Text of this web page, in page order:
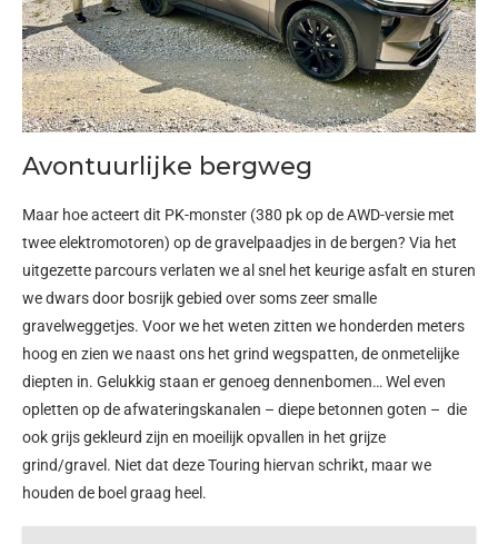
Avontuurlijke bergweg
Maar hoe acteert dit PK-monster (380 pk op de AWD-versie met
twee elektromotoren) op de gravelpaadjes in de bergen? Via het
uitgezette parcours verlaten we al snel het keurige asfalt en sturen
we dwars door bosrijk gebied over soms zeer smalle
gravelweggetjes. Voor we het weten zitten we honderden meters
hoog en zien we naast ons het grind wegspatten, de onmetelijke
diepten in. Gelukkig staan er genoeg dennenbomen… Wel even
opletten op de afwateringskanalen – diepe betonnen goten – die
ook grijs gekleurd zijn en moeilijk opvallen in het grijze
grind/gravel. Niet dat deze Touring hiervan schrikt, maar we
houden de boel graag heel.